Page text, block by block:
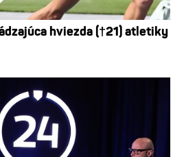
hviezda (†21) atletiky